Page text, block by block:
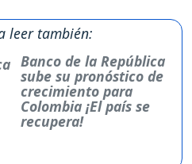
leer también:
Banco de la República
sube su pronóstico de
crecimiento para
Colombia ¡El país se
recupera!